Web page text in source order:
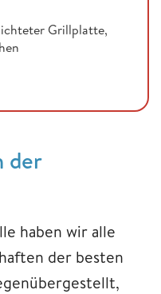
Grillplatte,
der
haben wir alle
der besten